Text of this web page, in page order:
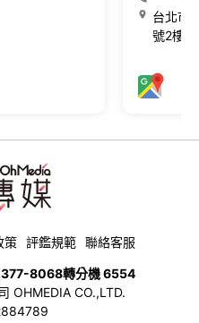
台北市
號2樓
策 評鑑規範 聯絡客服
8068轉分機 6554
OHMEDIA CO.,LTD.